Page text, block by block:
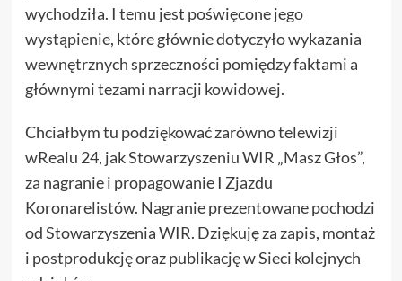
wychodziła. I temu jest poświęcone jego
wystąpienie, które głównie dotyczyło wykazania
wewnętrznych sprzeczności pomiędzy faktami a
głównymi tezami narracji kowidowej.
Chciałbym tu podziękować zarówno telewizji
wRealu 24, jak Stowarzyszeniu WIR „Masz Głos”,
za nagranie i propagowanie I Zjazdu
Koronarelistów. Nagranie prezentowane pochodzi
od Stowarzyszenia WIR. Dziękuję za zapis, montaż
i postprodukcję oraz publikację w Sieci kolejnych